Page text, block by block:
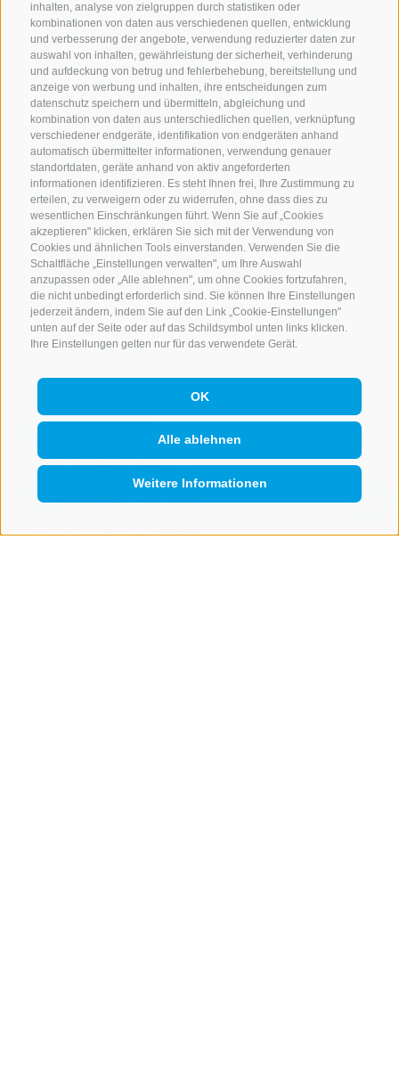
inhalten, analyse von zielgruppen durch statistiken oder
kombinationen von daten aus verschiedenen quellen, entwicklung
und verbesserung der angebote, verwendung reduzierter daten zur
auswahl von inhalten, gewährleistung der sicherheit, verhinderung
und aufdeckung von betrug und fehlerbehebung, bereitstellung und
anzeige von werbung und inhalten, ihre entscheidungen zum
datenschutz speichern und übermitteln, abgleichung und
kombination von daten aus unterschiedlichen quellen, verknüpfung
verschiedener endgeräte, identifikation von endgeräten anhand
automatisch übermittelter informationen, verwendung genauer
standortdaten, geräte anhand von aktiv angeforderten
informationen identifizieren. Es steht Ihnen frei, Ihre Zustimmung zu
erteilen, zu verweigern oder zu widerrufen, ohne dass dies zu
wesentlichen Einschränkungen führt. Wenn Sie auf „Cookies
akzeptieren" klicken, erklären Sie sich mit der Verwendung von
Cookies und ähnlichen Tools einverstanden. Verwenden Sie die
Schaltfläche „Einstellungen verwalten", um Ihre Auswahl
anzupassen oder „Alle ablehnen", um ohne Cookies fortzufahren,
die nicht unbedingt erforderlich sind. Sie können Ihre Einstellungen
jederzeit ändern, indem Sie auf den Link „Cookie-Einstellungen"
unten auf der Seite oder auf das Schildsymbol unten links klicken.
Ihre Einstellungen gelten nur für das verwendete Gerät.
OK
Alle ablehnen
Weitere Informationen
Sucheanzeigen
Oktober 2026
(Verlängerte
Öffnungszeiten am Mo
& Fr bis 21:00 Uhr)
Winterbis 06.04.2026
geöffnet (nur freitags,
samstags und
sonntags)
Ruhetag Dienstag
Ort 39040 Rosskopf
Mobil+39 333 873
9673
E-Mail
mehr Infos
Ochsenalm
(1907 m)
QUICKLINKS